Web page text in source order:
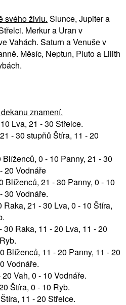
svého živlu. Slunce, Jupiter a
Merkur a Uran v
Vahách. Saturn a Venuše v
Měsíc, Neptun, Pluto a Lilith
znamení.
Lva, 21 - 30 Střelce.
- 30 stupňů Štíra, 11 - 20
0 - 10 Panny, 21 - 30
20 Vodnáře
Blíženců, 21 - 30 Panny, 0 - 10
30 Vodnáře.
21 - 30 Lva, 0 - 10 Štíra,
Raka, 11 - 20 Lva, 11 - 20
Blíženců, 11 - 20 Panny, 11 - 20
Vodnáře.
Vah, 0 - 10 Vodnáře.
Štíra, 0 - 10 Ryb.
11 - 20 Střelce.